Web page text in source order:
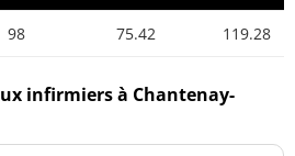
98 75.42 119.28
infirmiers à Chantenay-